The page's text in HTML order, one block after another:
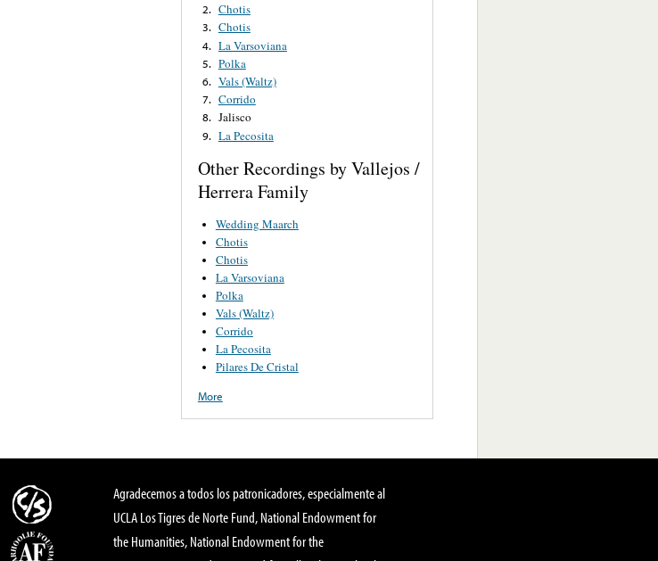
2. Chotis
3. Chotis
4. La Varsoviana
5. Polka
6. Vals (Waltz)
7. Corrido
8. Jalisco
9. La Pecosita
Other Recordings by Vallejos /
Herrera Family
Wedding Maarch
Chotis
Chotis
La Varsoviana
Polka
Vals (Waltz)
Corrido
La Pecosita
Pilares De Cristal
More
Agradecemos a todos los patronicadores, especialmente al
UCLA Los Tigres de Norte Fund, National Endowment for
the Humanities, National Endowment for the